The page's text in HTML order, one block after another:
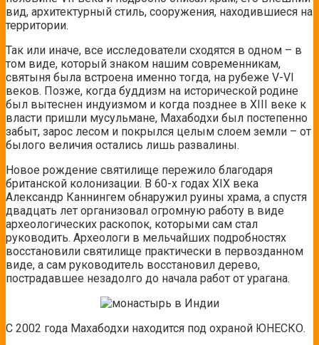
вид, архитектурный стиль, сооружения, находившиеся на
территории.
Так или иначе, все исследователи сходятся в одном – в
том виде, который знаком нашим современникам,
святыня была встроена именно тогда, на рубеже V-VI
веков. Позже, когда буддизм на исторической родине
был вытеснен индуизмом и когда позднее в XIII веке к
власти пришли мусульмане, Махабодхи был постепенно
забыт, зарос лесом и покрылся целым слоем земли – от
былого величия остались лишь развалины.
Новое рождение святилище пережило благодаря
британской колонизации. В 60-х годах XIX века
Александр Каннингем обнаружил руины храма, а спустя
двадцать лет организовал огромную работу в виде
археологических раскопок, которыми сам стал
руководить. Археологи в мельчайших подробностях
восстановили святилище практически в первозданном
виде, а сам руководитель восстановил дерево,
пострадавшее незадолго до начала работ от урагана.
С 2002 года Махабодхи находится под охраной ЮНЕСКО.